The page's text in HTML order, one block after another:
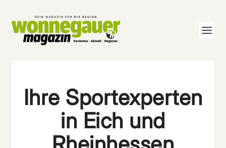
Ihre Sportexperten
in Eich und